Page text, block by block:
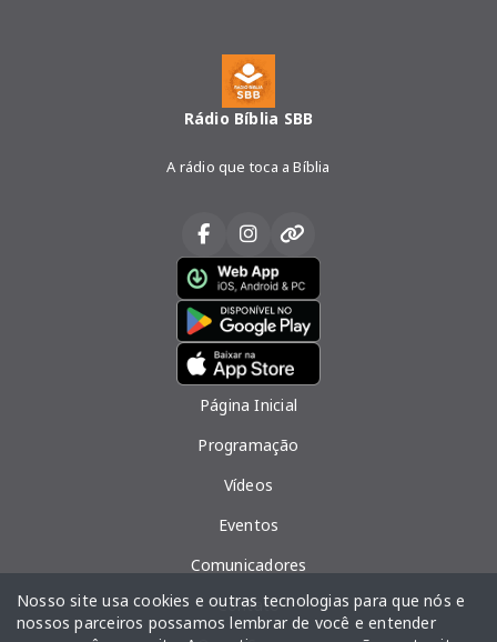
Rádio Bíblia SBB
A rádio que toca a Bíblia
Página Inicial
Programação
Vídeos
Eventos
Comunicadores
Contato
Nosso site usa cookies e outras tecnologias para que nós e
nossos parceiros possamos lembrar de você e entender